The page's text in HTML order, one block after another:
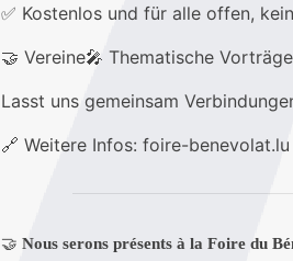
✅ Kostenlos und für alle offen,
🤝 Vereine🎤 Thematische
Lasst uns gemeinsam
🔗 Weitere Infos: foire-benevolat.lu
🤝 Nous serons présents à la Foire du